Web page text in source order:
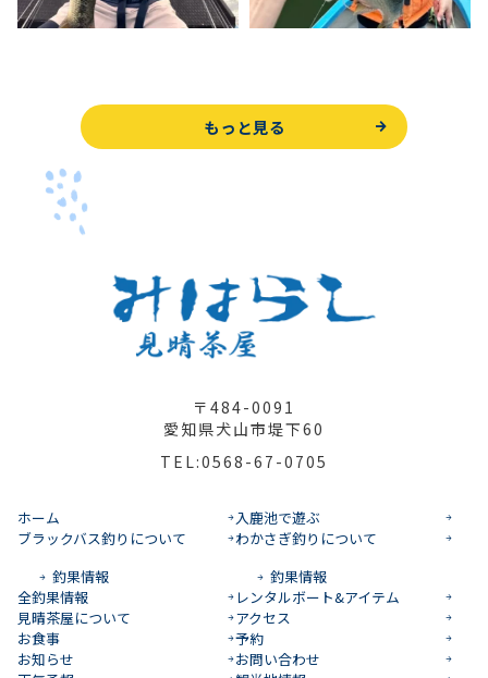
もっと見る
〒484-0091
愛知県犬山市堤下60
TEL:0568-67-0705
ホーム
入鹿池で遊ぶ
ブラックバス釣りについて
釣果情報
わかさぎ釣りについて
釣果情報
全釣果情報
レンタルボート&アイテム
見晴茶屋について
アクセス
お食事
予約
お知らせ
お問い合わせ